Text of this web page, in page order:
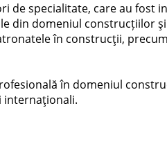
de specialitate, care au fost
din domeniul construcțiilor
în construcţii,
în domeniul
internaţionali.